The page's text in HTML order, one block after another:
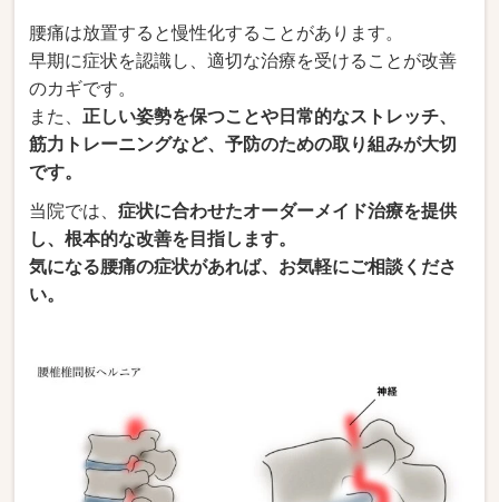
腰痛は放置すると慢性化することがあります。
早期に症状を認識し、適切な治療を受けることが改善
のカギです。
また、 正しい姿勢を保つことや日常的なストレッチ、
筋力トレーニングなど、予防のための取り組みが大切
です。
当院では、症状に合わせたオーダーメイド治療を提供
し、根本的な改善を目指します。
気になる腰痛の症状があれば、お気軽にご相談くださ
い。